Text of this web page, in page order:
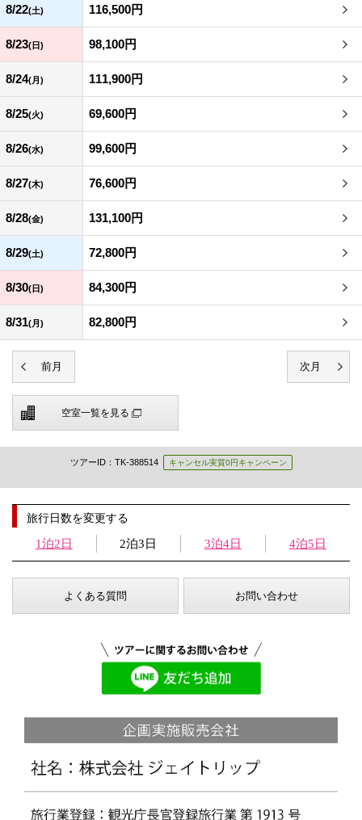
8/22(土) 116,500円
8/23(日) 98,100円
8/24(月) 111,900円
8/25(火) 69,600円
8/26(水) 99,600円
8/27(木) 76,600円
8/28(金) 131,100円
8/29(土) 72,800円
8/30(日) 84,300円
8/31(月) 82,800円
空室一覧を見る
ツアーID：TK-388514 キャンセル実質0円キャンペーン
旅行日数を変更する
1泊2日 2泊3日 3泊4日 4泊5日
よくある質問 お問い合わせ